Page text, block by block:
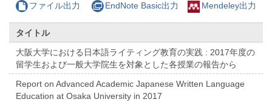
ファイル出力 EndNote Basic出力 Mendeley出力
タイトル
大阪大学における日本語ライティング教育の実践 : 2017年度の
留学生および一般大学院生を対象とした各授業の報告から
Report on Advanced Academic Japanese Written Language
Education at Osaka University in 2017